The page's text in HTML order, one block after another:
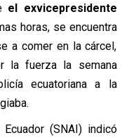
el exvicepresidente
horas, se encuentra
a comer en la cárcel,
la fuerza la semana
ecuatoriana a la
(SNAI) indicó